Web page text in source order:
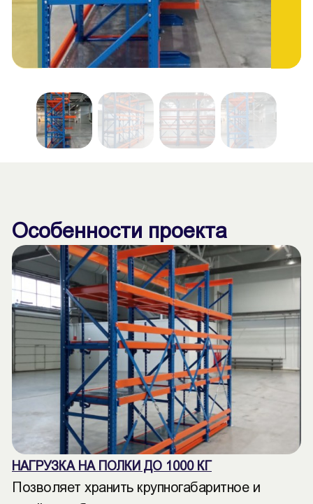
Особенности проекта
НАГРУЗКА НА ПОЛКИ ДО 1000 КГ
Позволяет хранить крупногабаритное и